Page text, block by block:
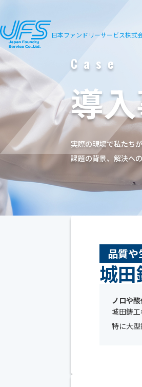
日本ファンドリーサービス株式
Case
導
実際の現場で私たち
課題の背景、解決へ
品質
城
ノロや
城田鋳
特に大